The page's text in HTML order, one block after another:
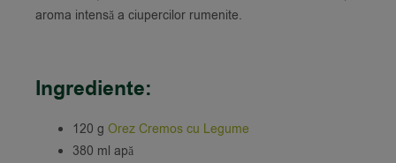
aroma intensă a ciupercilor rumenite.
Ingrediente:
120 g Orez Cremos cu Legume
380 ml apă